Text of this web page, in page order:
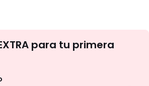
te
para tu primera